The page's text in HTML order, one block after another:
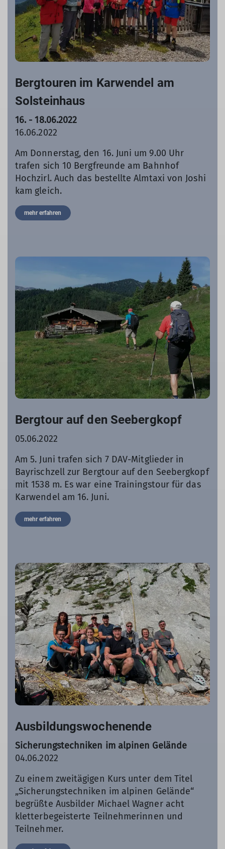
Bergtouren im Karwendel am
Solsteinhaus
16. - 18.06.2022
16.06.2022
Am Donnerstag, den 16. Juni um 9.00 Uhr
trafen sich 10 Bergfreunde am Bahnhof
Hochzirl. Auch das bestellte Almtaxi von Joshi
kam gleich.
mehr erfahren
Bergtour auf den Seebergkopf
05.06.2022
Am 5. Juni trafen sich 7 DAV-Mitglieder in
Bayrischzell zur Bergtour auf den Seebergkopf
mit 1538 m. Es war eine Trainingstour für das
Karwendel am 16. Juni.
mehr erfahren
Ausbildungswochenende
Sicherungstechniken im alpinen Gelände
04.06.2022
Zu einem zweitägigen Kurs unter dem Titel
„Sicherungstechniken im alpinen Gelände“
begrüßte Ausbilder Michael Wagner acht
kletterbegeisterte Teilnehmerinnen und
Teilnehmer.